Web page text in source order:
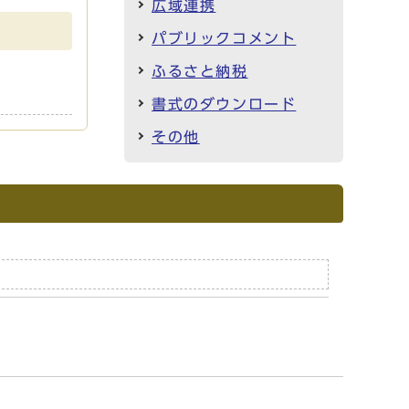
広域連携
パブリックコメント
ふるさと納税
書式のダウンロード
その他